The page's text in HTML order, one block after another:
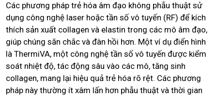
Các phương pháp trẻ hóa âm đạo không phẫu thuật sử
dụng công nghệ laser hoặc tần số vô tuyến (RF) để kích
thích sản xuất collagen và elastin trong các mô âm đạo,
giúp chúng săn chắc và đàn hồi hơn. Một ví dụ điển hình
là ThermiVA, một công nghệ tần số vô tuyến được kiểm
soát nhiệt độ, tác động sâu vào các mô, tăng sinh
collagen, mang lại hiệu quả trẻ hóa rõ rệt. Các phương
pháp này thường ít xâm lấn hơn phẫu thuật và thời gian